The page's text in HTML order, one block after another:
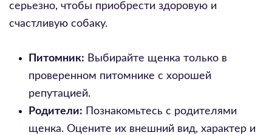
серьезно, чтобы приобрести здоровую и
счастливую собаку.
Питомник: Выбирайте щенка только в
проверенном питомнике с хорошей
репутацией.
Родители: Познакомьтесь с родителями
щенка. Оцените их внешний вид, характер и